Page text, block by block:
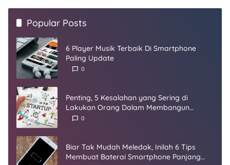
Popular Posts
6 Player Musik Terbaik Di Smartphone
Paling Update
0
Penting, 5 Kesalahan yang Sering di
Lakukan Orang Dalam Membangun
Startup
0
Biar Tak Mudah Meledak, Inilah 6 Tips
Membuat Baterai Smartphone Panjang